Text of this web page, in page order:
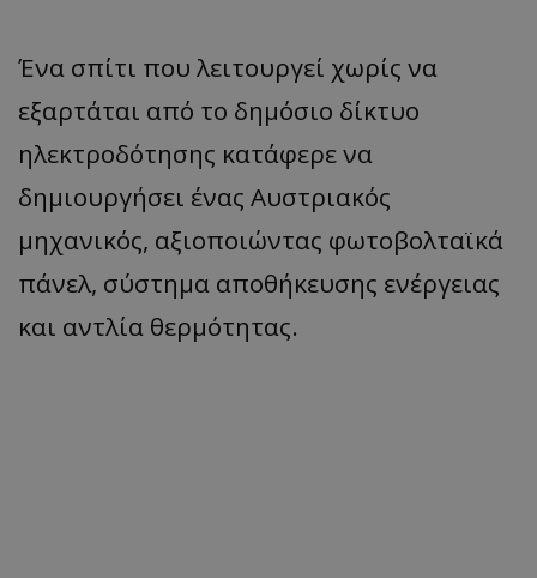
Ένα σπίτι που λειτουργεί χωρίς να
εξαρτάται από το δημόσιο δίκτυο
ηλεκτροδότησης κατάφερε να
δημιουργήσει ένας Αυστριακός
μηχανικός, αξιοποιώντας φωτοβολταϊκά
πάνελ, σύστημα αποθήκευσης ενέργειας
και αντλία θερμότητας.